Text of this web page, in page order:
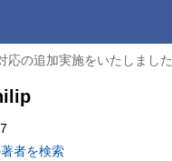
応の追加実施をいたしました
者を検索